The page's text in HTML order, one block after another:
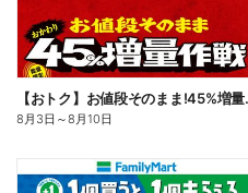
【おト
8月3日 ～8月10日